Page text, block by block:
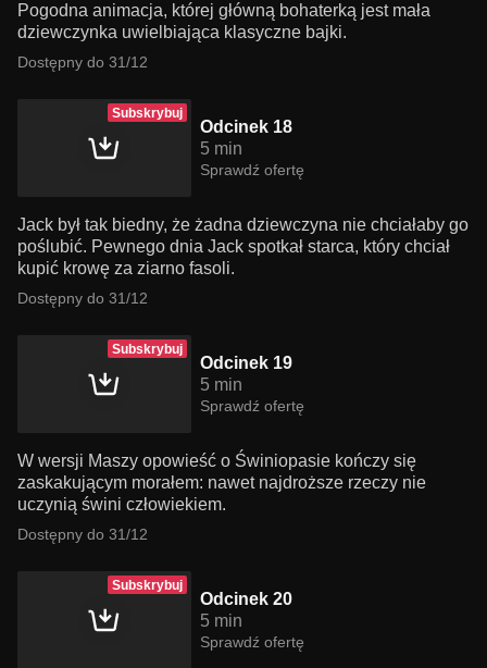
Pogodna animacja, której główną bohaterką jest mała
dziewczynka uwielbiająca klasyczne bajki.
Dostępny do 31/12
Subskrybuj
Odcinek 18
5 min
Sprawdź ofertę
Jack był tak biedny, że żadna dziewczyna nie chciałaby go
poślubić. Pewnego dnia Jack spotkał starca, który chciał
kupić krowę za ziarno fasoli.
Dostępny do 31/12
Subskrybuj
Odcinek 19
5 min
Sprawdź ofertę
W wersji Maszy opowieść o Świniopasie kończy się
zaskakującym morałem: nawet najdroższe rzeczy nie
uczynią świni człowiekiem.
Dostępny do 31/12
Subskrybuj
Odcinek 20
5 min
Sprawdź ofertę